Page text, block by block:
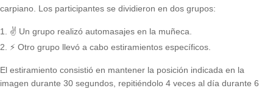
carpiano. Los participantes se dividieron en dos grupos:
✌️ Un grupo realizó automasajes en la muñeca.
⚡ Otro grupo llevó a cabo estiramientos específicos.
El estiramiento consistió en mantener la posición indicada en la
imagen durante 30 segundos, repitiéndolo 4 veces al día durante 6